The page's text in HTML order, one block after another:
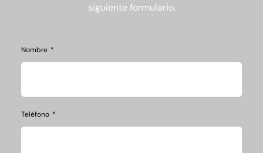
siguiente formulario.
Nombre
Teléfono